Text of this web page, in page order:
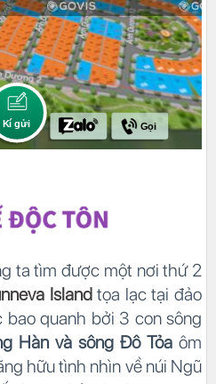
ta tìm được một nơi thứ 2
Islandtọa lạc tại đảo
quanh bởi 3 con sông
Hàn và sông Đô Tỏa ôm
hữu tình nhìn về núi Ngũ